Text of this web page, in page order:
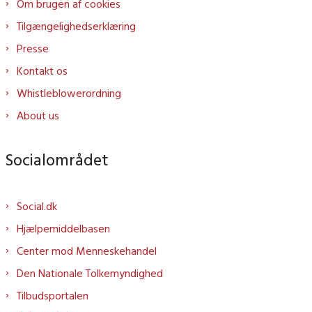
Om brugen af cookies
Tilgængelighedserklæring
Presse
Kontakt os
Whistleblowerordning
About us
Socialområdet
Social.dk
Hjælpemiddelbasen
Center mod Menneskehandel
Den Nationale Tolkemyndighed
Tilbudsportalen